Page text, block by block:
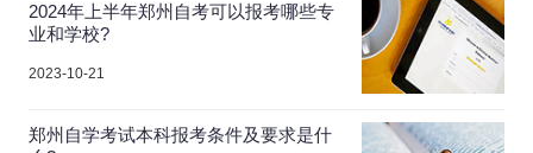
2024年上半年郑州自考可以报考哪些专
业和学校?
2023-10-21
郑州自学考试本科报考条件及要求是什